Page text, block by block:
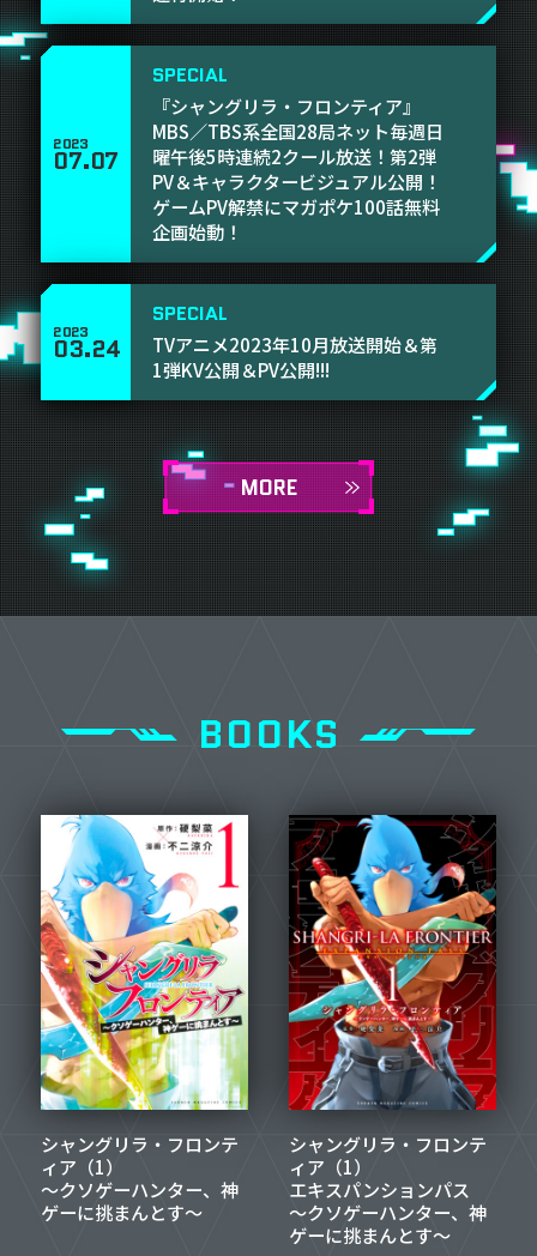
2023
07.07
SPECIAL
『シャングリラ・フロンティア』
MBS／TBS系全国28局ネット毎週日
曜午後5時連続2クール放送！第2弾
PV＆キャラクタービジュアル公開！
ゲームPV解禁にマガポケ100話無料
企画始動！
2023
03.24
SPECIAL
TVアニメ2023年10月放送開始＆第
1弾KV公開＆PV公開!!!
MORE
BOOKS
シャングリラ・フロンテ
ィア（1）
～クソゲーハンター、神
ゲーに挑まんとす～
シャングリラ・フロンテ
ィア（1）
エキスパンションパス
～クソゲーハンター、神
ゲーに挑まんとす～